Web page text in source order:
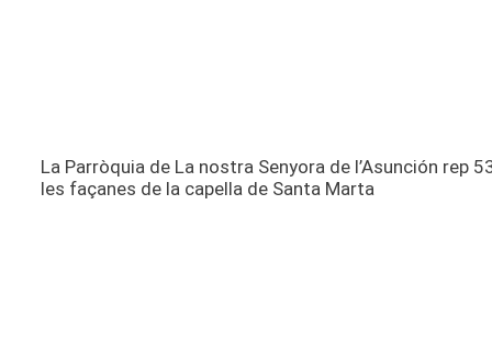
La Parròquia de La nostra Senyora de l’Asunción rep
les façanes de la capella de Santa Marta